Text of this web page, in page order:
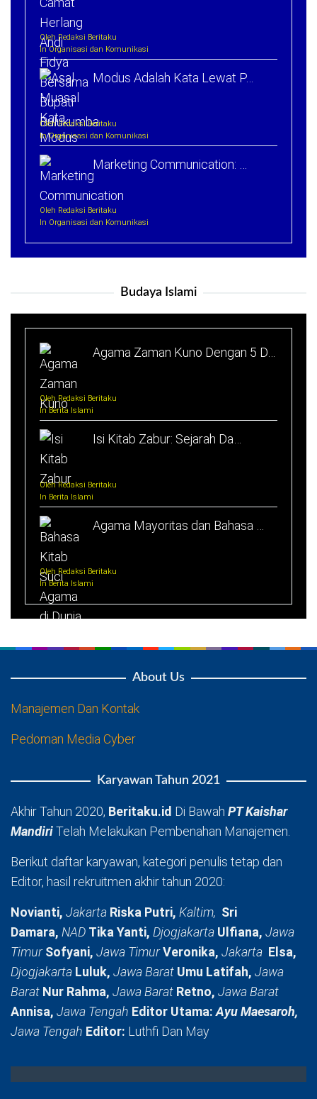
Oleh Redaksi Beritaku
In Organisasi dan Komunikasi
Modus Adalah Kata Lewat P…
Oleh Redaksi Beritaku
In Organisasi dan Komunikasi
Marketing Communication: …
Oleh Redaksi Beritaku
In Organisasi dan Komunikasi
Budaya Islami
Agama Zaman Kuno Dengan 5 D…
Oleh Redaksi Beritaku
In Berita Islami
Isi Kitab Zabur: Sejarah Da…
Oleh Redaksi Beritaku
In Berita Islami
Agama Mayoritas dan Bahasa …
Oleh Redaksi Beritaku
In Berita Islami
About Us
Manajemen Dan Kontak
Pedoman Media Cyber
Karyawan Tahun 2021
Akhir Tahun 2020, Beritaku.id Di Bawah PT Kaishar
MandiriTelah Melakukan Pembenahan Manajemen.
Berikut daftar karyawan, kategori penulis tetap dan
Editor, hasil rekruitmen akhir tahun 2020:
Novianti, Jakarta Riska Putri, Kaltim, Sri
Damara, NAD Tika Yanti, Djogjakarta Ulfiana, Jawa
TimurSofyani, Jawa TimurVeronika, Jakarta Elsa,
Djogjakarta Luluk, Jawa Barat Umu Latifah, Jawa
Barat Nur Rahma, Jawa Barat Retno, Jawa Barat
Annisa, Jawa Tengah Editor Utama:Ayu Maesaroh,
Jawa Tengah Editor: Luthfi Dan May